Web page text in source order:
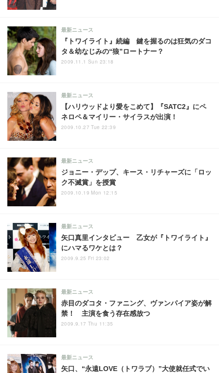
『トワイライト』続編 鍵を握るのは狂気のダコ
タ＆幼なじみの“狼”ロートナー？
最新ニュース
2009.11.1 Sun 23:18
【ハリウッドより愛をこめて】『SATC2』にペ
ネロペ＆マイリー・サイラスが出演！
最新ニュース
2009.10.27 Tue 22:39
ジョニー・デップ、キース・リチャーズに「ロッ
ク不滅賞」を授賞
最新ニュース
2009.10.19 Mon 12:15
矢口真里インタビュー 乙女が『トワイライト』
にハマるワケとは？
最新ニュース
2009.9.25 Fri 23:02
赤目のダコタ・ファニング、ヴァンパイア姿が解
禁！ 主演を食う存在感放つ
最新ニュース
2009.9.17 Thu 11:35
矢口、“永遠LOVE（トワラブ）”大使就任式でい
最新ニュース